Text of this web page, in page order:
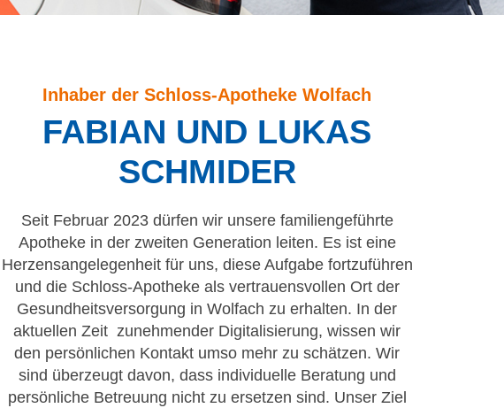
Inhaber der Schloss-Apotheke Wolfach
FABIAN UND LUKAS
SCHMIDER
Seit Februar 2023 dürfen wir unsere familiengeführte
Apotheke in der zweiten Generation leiten. Es ist eine
Herzensangelegenheit für uns, diese Aufgabe fortzuführen
und die Schloss-Apotheke als vertrauensvollen Ort der
Gesundheitsversorgung in Wolfach zu erhalten. In der
aktuellen Zeit zunehmender Digitalisierung, wissen wir
den persönlichen Kontakt umso mehr zu schätzen. Wir
sind überzeugt davon, dass individuelle Beratung und
persönliche Betreuung nicht zu ersetzen sind. Unser Ziel